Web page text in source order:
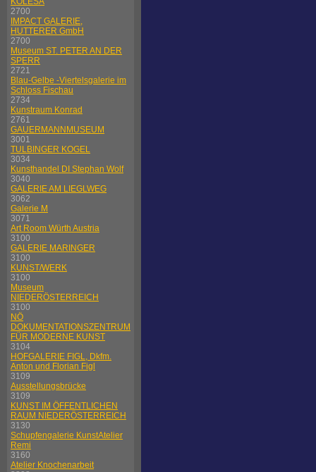
2700
IMPACT GALERIE,
HUTTERER GmbH
2700
Museum ST. PETER AN DER
SPERR
2721
Blau-Gelbe -Viertelsgalerie im
Schloss Fischau
2734
Kunstraum Konrad
2761
GAUERMANNMUSEUM
3001
TULBINGER KOGEL
3034
Kunsthandel DI Stephan Wolf
3040
GALERIE AM LIEGLWEG
3062
Galerie M
3071
Art Room Würth Austria
3100
GALERIE MARINGER
3100
KUNST/WERK
3100
Museum
NIEDERÖSTERREICH
3100
NÖ
DOKUMENTATIONSZENTRUM
FÜR MODERNE KUNST
3104
HOFGALERIE FIGL, Dkfm.
Anton und Florian Figl
3109
Ausstellungsbrücke
3109
KUNST IM ÖFFENTLICHEN
RAUM NIEDERÖSTERREICH
3130
Schupfengalerie KunstAtelier
Remi
3160
Atelier Knochenarbeit